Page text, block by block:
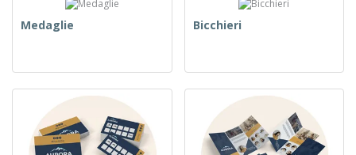
Medaglie Bicchieri